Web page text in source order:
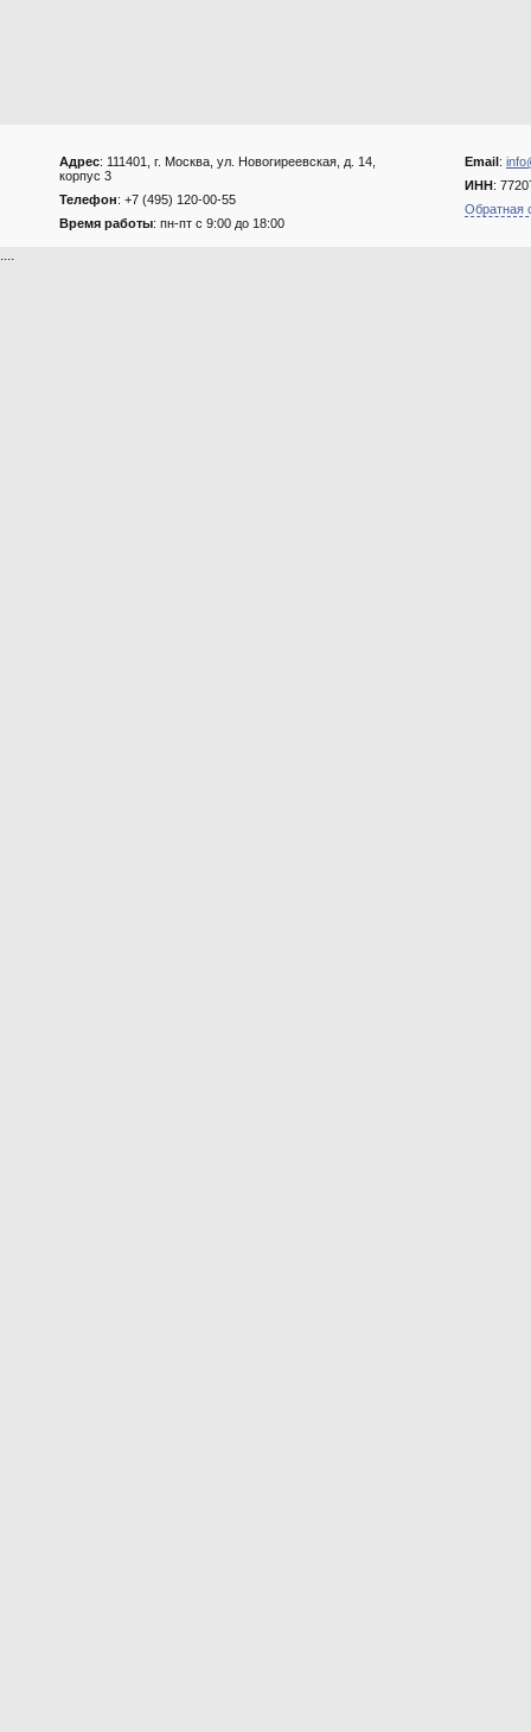
Адрес: 111401, г. Москва, ул. Новогиреевская, д. 14,
корпус 3
Телефон: +7 (495) 120-00-55
Время работы: пн-пт с 9:00 до 18:00
Email:
ИНН:
Обратная
....